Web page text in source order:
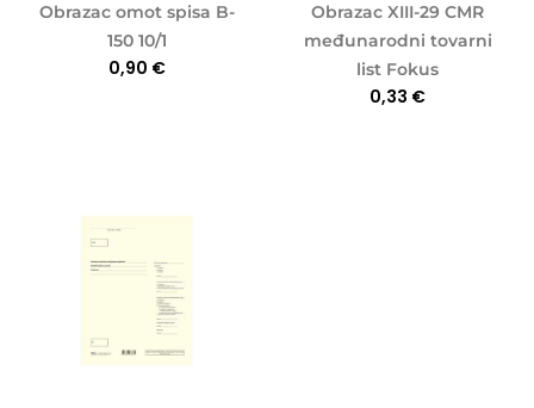
Obrazac omot spisa B-
150 10/1
0,90 €
Obrazac XIII-29 CMR
međunarodni tovarni
list Fokus
0,33 €